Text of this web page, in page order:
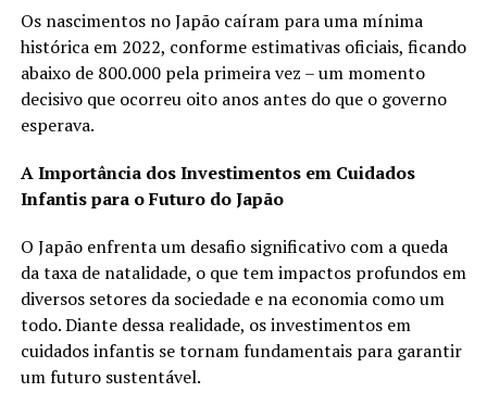
Os nascimentos no Japão caíram para uma mínima
histórica em 2022, conforme estimativas oficiais, ficando
abaixo de 800.000 pela primeira vez – um momento
decisivo que ocorreu oito anos antes do que o governo
esperava.
A Importância dos Investimentos em Cuidados
Infantis para o Futuro do Japão
O Japão enfrenta um desafio significativo com a queda
da taxa de natalidade, o que tem impactos profundos em
diversos setores da sociedade e na economia como um
todo. Diante dessa realidade, os investimentos em
cuidados infantis se tornam fundamentais para garantir
um futuro sustentável.